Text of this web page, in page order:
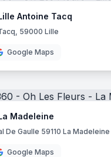
Antoine Tacq
59000 Lille
Google Maps
Madeleine
De Gaulle 59110 La Madeleine
Google Maps